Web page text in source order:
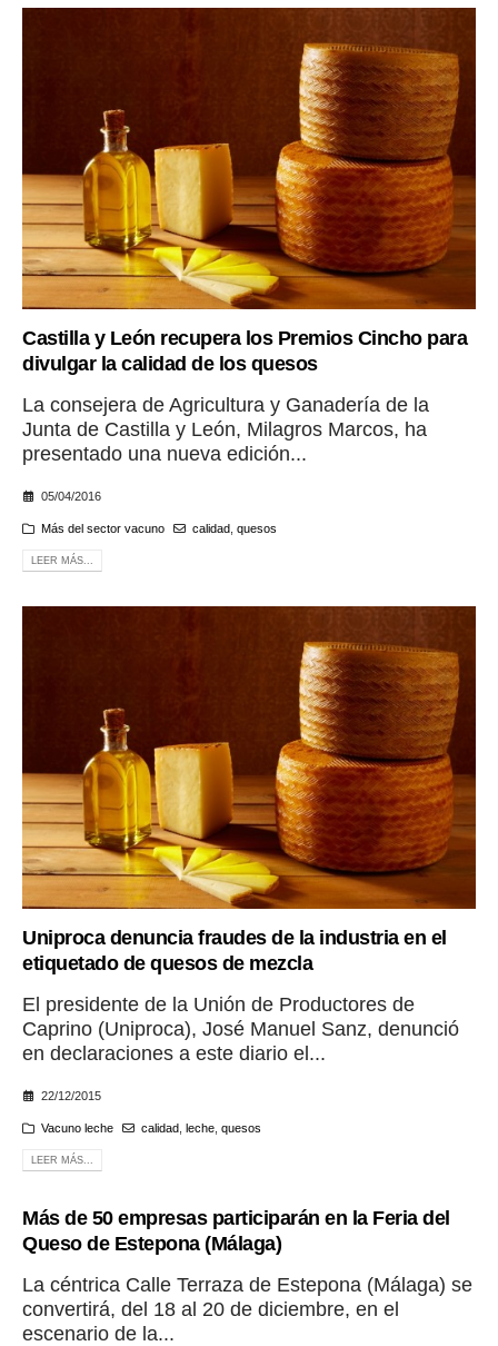
Castilla y León recupera los Premios Cincho para
divulgar la calidad de los quesos
La consejera de Agricultura y Ganadería de la
Junta de Castilla y León, Milagros Marcos, ha
presentado una nueva edición...
05/04/2016
Más del sector vacuno calidad, quesos
LEER MÁS...
Uniproca denuncia fraudes de la industria en el
etiquetado de quesos de mezcla
El presidente de la Unión de Productores de
Caprino (Uniproca), José Manuel Sanz, denunció
en declaraciones a este diario el...
22/12/2015
Vacuno leche calidad, leche, quesos
LEER MÁS...
Más de 50 empresas participarán en la Feria del
Queso de Estepona (Málaga)
La céntrica Calle Terraza de Estepona (Málaga) se
convertirá, del 18 al 20 de diciembre, en el
escenario de la...